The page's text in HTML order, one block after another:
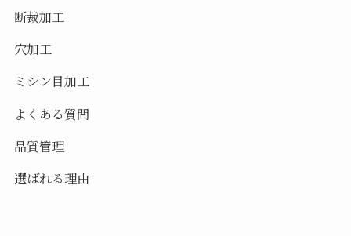
断裁加工
穴加工
ミシン目加工
よくある質問
品質管理
選ばれる理由